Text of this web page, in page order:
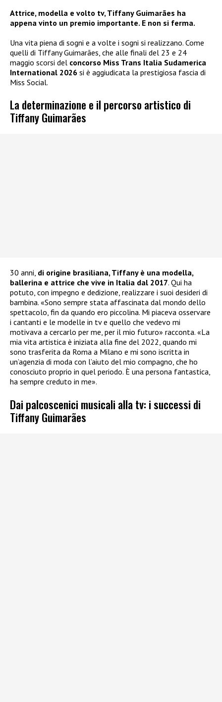
Attrice, modella e volto tv, Tiffany Guimarães ha
appena vinto un premio importante. E non si ferma.
Una vita piena di sogni e a volte i sogni si realizzano. Come
quelli di Tiffany Guimarães, che alle finali del 23 e 24
maggio scorsi del concorso Miss Trans Italia Sudamerica
International 2026 si è aggiudicata la prestigiosa fascia di
Miss Social.
La determinazione e il percorso artistico di
Tiffany Guimarães
30 anni, di origine brasiliana, Tiffany è una modella,
ballerina e attrice che vive in Italia dal 2017. Qui ha
potuto, con impegno e dedizione, realizzare i suoi desideri di
bambina. «Sono sempre stata affascinata dal mondo dello
spettacolo, fin da quando ero piccolina. Mi piaceva osservare
i cantanti e le modelle in tv e quello che vedevo mi
motivava a cercarlo per me, per il mio futuro» racconta. «La
mia vita artistica è iniziata alla fine del 2022, quando mi
sono trasferita da Roma a Milano e mi sono iscritta in
un’agenzia di moda con l’aiuto del mio compagno, che ho
conosciuto proprio in quel periodo. È una persona fantastica,
ha sempre creduto in me».
Dai palcoscenici musicali alla tv: i successi di
Tiffany Guimarães